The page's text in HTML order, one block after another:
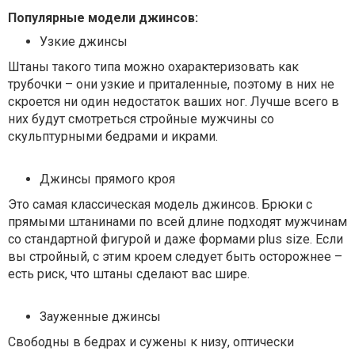
Популярные модели джинсов:
Узкие джинсы
Штаны такого типа можно охарактеризовать как
трубочки – они узкие и приталенные, поэтому в них не
скроется ни один недостаток ваших ног. Лучше всего в
них будут смотреться стройные мужчины со
скульптурными бедрами и икрами.
Джинсы прямого кроя
Это самая классическая модель джинсов. Брюки с
прямыми штанинами по всей длине подходят мужчинам
со стандартной фигурой и даже формами plus size. Если
вы стройный, с этим кроем следует быть осторожнее –
есть риск, что штаны сделают вас шире.
Зауженные джинсы
Свободны в бедрах и сужены к низу, оптически